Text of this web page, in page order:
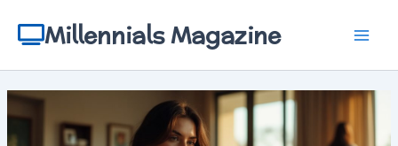
contenuMillennials Magazine